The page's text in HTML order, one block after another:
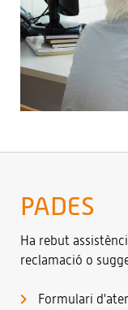
PADES
Ha rebut
reclamació o
Formulari